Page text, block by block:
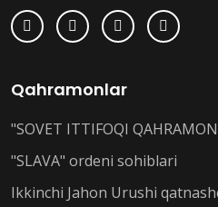
Qahramonlar
"SOVET ITTIFOQI
"SLAVA" ordeni sohiblari
Ikkinchi Jahon Urushi